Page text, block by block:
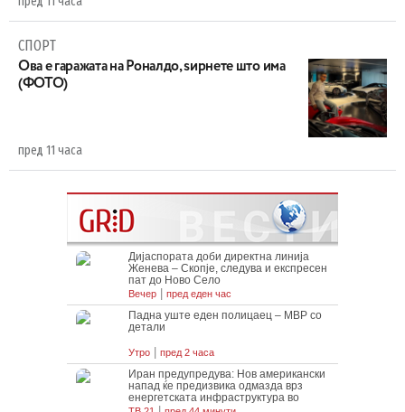
СПОРТ
Ова е гаражата на Роналдо, ѕирнете што има
(ФОТО)
пред 11 часа